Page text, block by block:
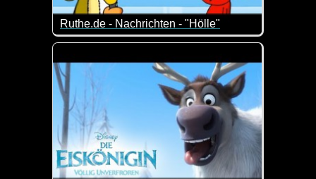
Ruthe.de - Nachrichten - "Hölle"
Die etwas anderen Nachrichten ;-)